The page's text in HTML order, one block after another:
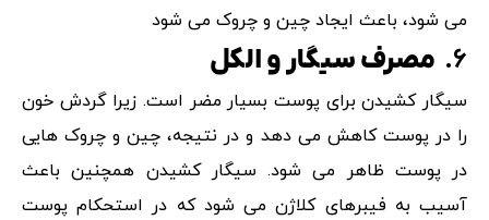
می شود، باعث ایجاد چین و چروک می شود
۶. مصرف سیگار و الکل
سیگار کشیدن برای پوست بسیار مضر است. زیرا گردش خون
را در پوست کاهش می دهد و در نتیجه، چین و چروک هایی
در پوست ظاهر می شود. سیگار کشیدن همچنین باعث
آسیب به فیبرهای کلاژن می شود که در استحکام پوست